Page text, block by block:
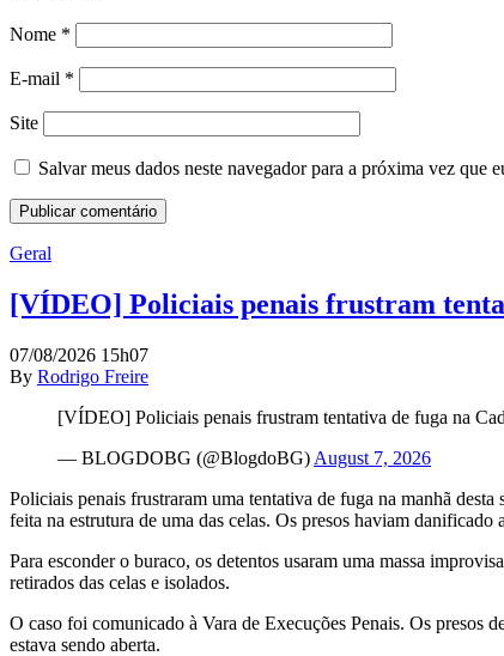
Nome *
E-mail *
Site
Salvar meus dados neste navegador para a próxima vez que
Geral
[VÍDEO] Policiais penais frustram
07/08/2026 15h07
By Rodrigo Freire
[VÍDEO] Policiais penais frustram tentativa de fuga na
— BLOGDOBG (@BlogdoBG) August 7, 2026
Policiais penais frustraram uma tentativa de fuga na manhã
feita na estrutura de uma das celas. Os presos haviam
Para esconder o buraco, os detentos usaram uma massa
retirados das celas e isolados.
O caso foi comunicado à Vara de Execuções Penais. Os presos
estava sendo aberta.